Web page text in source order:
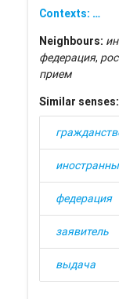
Contexts: …
Neighbours:
федерация,
прием
Similar senses:
федерация
заявитель
выдача